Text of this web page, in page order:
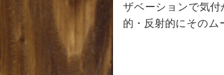
ザベーションで気
的・反射的にその